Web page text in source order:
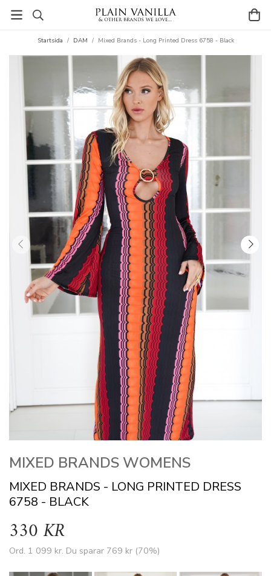
Startsida / DAM / Mixed Brands - Long Printed Dress 6758 - Black
MIXED BRANDS WOMENS
MIXED BRANDS - LONG PRINTED DRESS
6758 - BLACK
330 KR
Ord. 1 099 kr. Du sparar 769 kr (70%)